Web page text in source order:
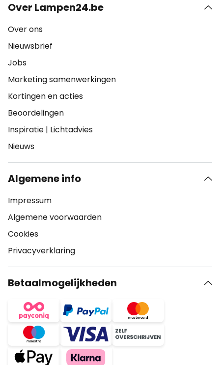
Over Lampen24.be
Over ons
Nieuwsbrief
Jobs
Marketing samenwerkingen
Kortingen en acties
Beoordelingen
Inspiratie | Lichtadvies
Nieuws
Algemene info
Impressum
Algemene voorwaarden
Cookies
Privacyverklaring
Betaalmogelijkheden